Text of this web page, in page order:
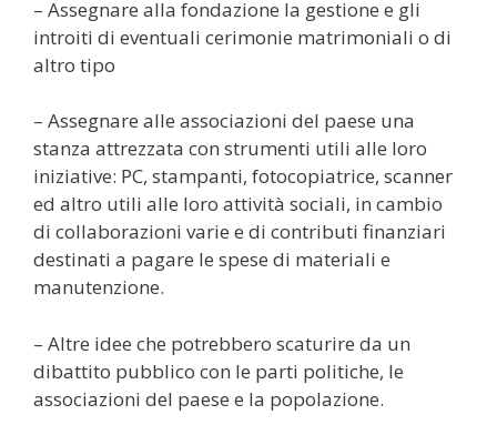
– Assegnare alla fondazione la gestione e gli
introiti di eventuali cerimonie matrimoniali o di
altro tipo
– Assegnare alle associazioni del paese una
stanza attrezzata con strumenti utili alle loro
iniziative: PC, stampanti, fotocopiatrice, scanner
ed altro utili alle loro attività sociali, in cambio
di collaborazioni varie e di contributi finanziari
destinati a pagare le spese di materiali e
manutenzione.
– Altre idee che potrebbero scaturire da un
dibattito pubblico con le parti politiche, le
associazioni del paese e la popolazione.